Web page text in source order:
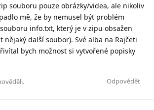
souboru pouze obrázky/videa, ale nikoliv
mě, že by nemusel být problém
info.txt, který je v zipu obsažen
nějaký další soubor). Své alba na Rajčeti
bych možnost si vytvořené popisky
Odpovědět